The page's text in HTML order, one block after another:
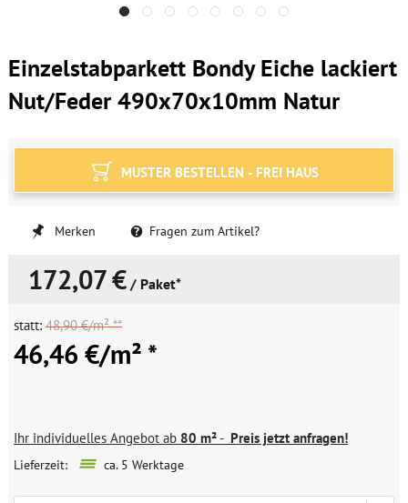
Einzelstabparkett Bondy Eiche lackiert
Nut/Feder 490x70x10mm Natur
MUSTER BESTELLEN - FREI HAUS
Merken Fragen zum Artikel?
172,07 € / Paket*
statt: 48,90 €/m² **
46,46 €/m² *
Ihr individuelles Angebot ab 80 m²- Preis jetzt anfragen!
Lieferzeit: ca. 5 Werktage